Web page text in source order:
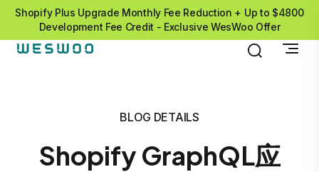
Shopify Plus Upgrade Monthly Fee Reduction + Up to $4800
Development Fee Credit - Exclusive WesWoo Offer
BLOG DETAILS
Shopify GraphQL应